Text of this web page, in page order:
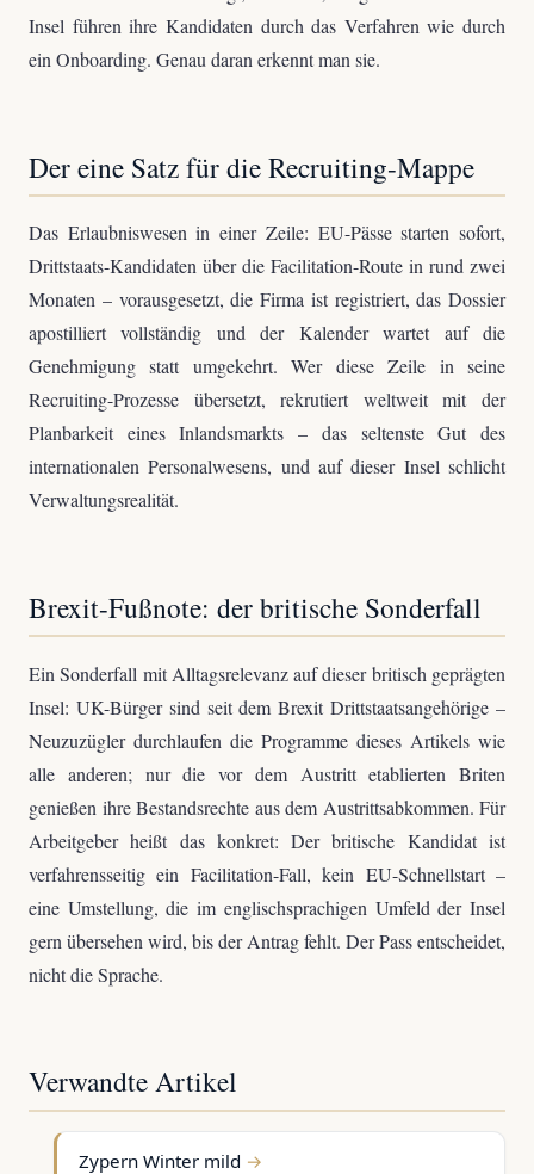
Insel führen ihre Kandidaten durch das Verfahren wie durch
ein Onboarding. Genau daran erkennt man sie.
Der eine Satz für die Recruiting-Mappe
Das Erlaubniswesen in einer Zeile: EU-Pässe starten sofort,
Drittstaats-Kandidaten über die Facilitation-Route in rund zwei
Monaten – vorausgesetzt, die Firma ist registriert, das Dossier
apostilliert vollständig und der Kalender wartet auf die
Genehmigung statt umgekehrt. Wer diese Zeile in seine
Recruiting-Prozesse übersetzt, rekrutiert weltweit mit der
Planbarkeit eines Inlandsmarkts – das seltenste Gut des
internationalen Personalwesens, und auf dieser Insel schlicht
Verwaltungsrealität.
Brexit-Fußnote: der britische Sonderfall
Ein Sonderfall mit Alltagsrelevanz auf dieser britisch geprägten
Insel: UK-Bürger sind seit dem Brexit Drittstaatsangehörige –
Neuzuzügler durchlaufen die Programme dieses Artikels wie
alle anderen; nur die vor dem Austritt etablierten Briten
genießen ihre Bestandsrechte aus dem Austrittsabkommen. Für
Arbeitgeber heißt das konkret: Der britische Kandidat ist
verfahrensseitig ein Facilitation-Fall, kein EU-Schnellstart –
eine Umstellung, die im englischsprachigen Umfeld der Insel
gern übersehen wird, bis der Antrag fehlt. Der Pass entscheidet,
nicht die Sprache.
Verwandte Artikel
Zypern Winter mild